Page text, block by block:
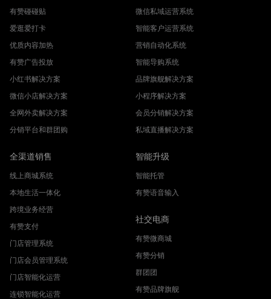
有赞碰碰贴
爱逛爱打卡
优质内容加热
有赞广告投放
小红书解决方案
微信小店解决方案
全网外卖解决方案
分销平台和群团购
微信私域运营系统
智能客户运营系统
营销自动化系统
智能导购系统
品牌旗舰解决方案
小程序解决方案
会员分销解决方案
私域直播解决方案
全渠道销售
线上商城系统
本地生活一体化
跨境业务经营
有赞支付
门店管理系统
门店会员管理系统
门店智能化运营
连锁智能化运营
智能升级
智能托管
有赞语音输入
社交电商
有赞微商城
有赞分销
群团团
有赞品牌旗舰